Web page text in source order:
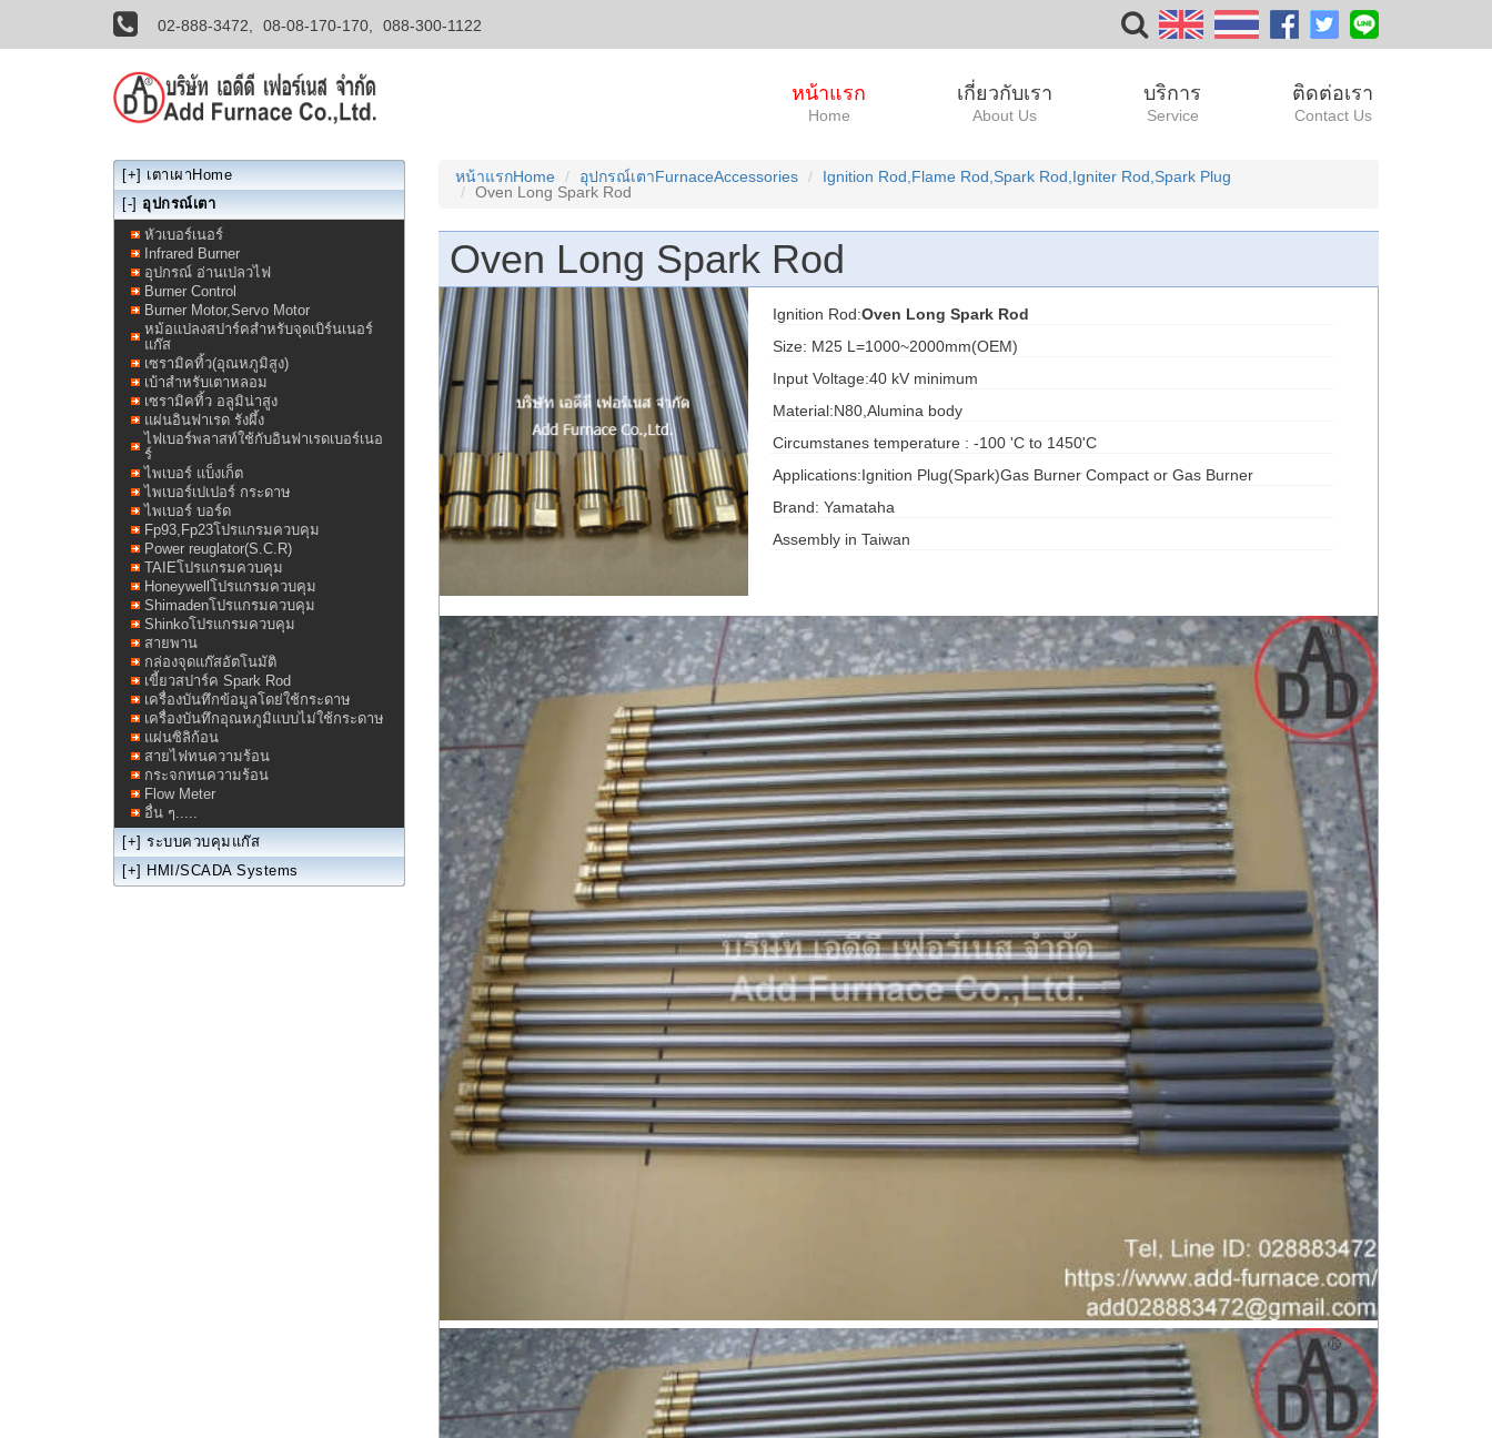
02-888-3472, 08-08-170-170, 088-300-1122
หน้าแรก
Home
เกี่ยวกับเรา
About Us
บริการ
Service
ติดต่อเรา
Contact Us
หน้าแรกHome อุปกรณ์เตาFurnaceAccessories
Ignition Rod,Flame Rod,Spark Rod,Igniter Rod,Spark Plug
Oven Long Spark Rod
Oven Long Spark Rod
Ignition Rod:Oven Long Spark Rod
Size: M25 L=1000~2000mm(OEM)
Input Voltage:40 kV minimum
Material:N80,Alumina body
Circumstanes temperature : -100 'C to 1450'C
Applications:Ignition Plug(Spark)Gas Burner Compact or Gas Burner
Brand: Yamataha
Assembly in Taiwan
[+] เตาเผาHome
[-] อุปกรณ์เตา
หัวเบอร์เนอร์
Infrared Burner
อุปกรณ์ อ่านเปลวไฟ
Burner Control
Burner Motor,Servo Motor
หม้อแปลงสปาร์คสำหรับจุดเบิร์นเนอร์
แก๊ส
เซรามิคทิ้ว(อุณหภูมิสูง)
เบ้าสำหรับเตาหลอม
เซรามิคทิ้ว อลูมิน่าสูง
แผ่นอินฟาเรด รังผึ้ง
ไฟเบอร์พลาสท์ใช้กับอินฟาเรดเบอร์เนอ
ร์
ไพเบอร์ แบ็งเก็ต
ไพเบอร์เปเปอร์ กระดาษ
ไพเบอร์ บอร์ด
Fp93,Fp23โปรแกรมควบคุม
Power reuglator(S.C.R)
TAIEโปรแกรมควบคุม
Honeywellโปรแกรมควบคุม
Shimadenโปรแกรมควบคุม
Shinkoโปรแกรมควบคุม
สายพาน
กล่องจุดแก๊สอัตโนมัติ
เขี้ยวสปาร์ค Spark Rod
เครื่องบันทึกข้อมูลโดย่ใช้กระดาษ
เครื่องบันทึกอุณหภูมิแบบไม่ใช้กระดาษ
แผ่นซิลิก้อน
สายไฟทนความร้อน
กระจกทนความร้อน
Flow Meter
อื่น ๆ.....
[+] ระบบควบคุมแก๊ส
[+] HMI/SCADA Systems